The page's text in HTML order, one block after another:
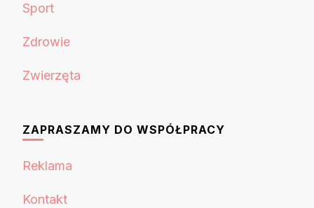
Sport
Zdrowie
Zwierzęta
ZAPRASZAMY DO WSPÓŁPRACY
Reklama
Kontakt